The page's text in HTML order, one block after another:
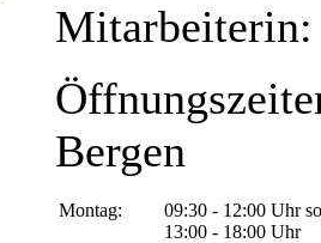
Mitarbeiterin:
Bergen
Montag:
09:30 - 12:00 Uhr
13:00 - 18:00 Uhr